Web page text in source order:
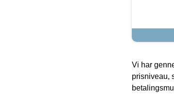
Vi har
prisniveau,